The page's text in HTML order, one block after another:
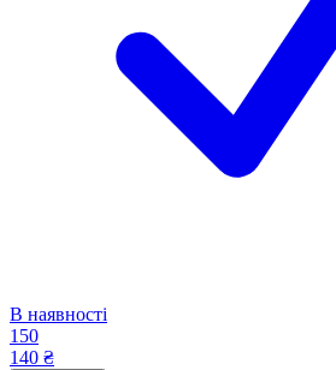
В наявності
150
140 ₴